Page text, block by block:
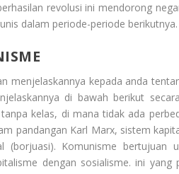
revolusi ini mendorong
dalam periode-periode berikutnya.
menjelaskannya kepada anda
di bawah berikut
kelas, di mana tidak ada
pandangan Karl Marx, sistem
(borjuasi). Komunisme bertujuan
dengan sosialisme. ini